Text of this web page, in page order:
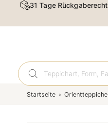
31 Tage Rückgaberecht
Startseite Orientteppiche